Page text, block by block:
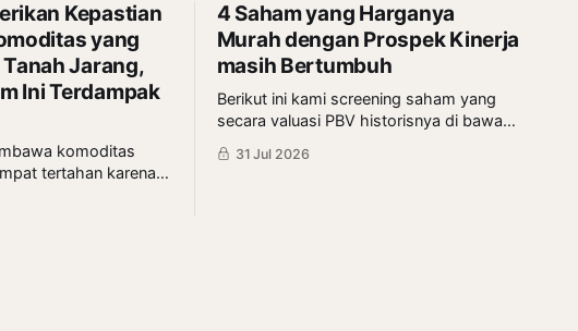
Kepastian
yang
Jarang,
Ini Terdampak
komoditas
tertahan karena
logam tanah
selesai dan
4 Saham yang Harganya
Murah dengan Prospek Kinerja
masih Bertumbuh
Berikut ini kami screening saham yang
secara valuasi PBV historisnya di bawah
rata-rata 5 tahun terakhir dan kinerjanya
lagi bertumbuh. Siapa yang paling
31 Jul 2026